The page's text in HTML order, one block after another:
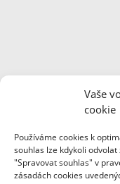
Vaše
cookie
Používáme cookies k
souhlas lze kdykoli
"Spravovat souhlas" v
zásadách cookies
Regionální
Ministerstvem
fungování